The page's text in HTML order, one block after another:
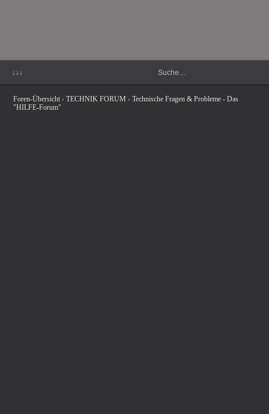
↓↓↓
Foren-Übersicht › TECHNIK FORUM › Technische Fragen & Probleme - Das
"HILFE-Forum"